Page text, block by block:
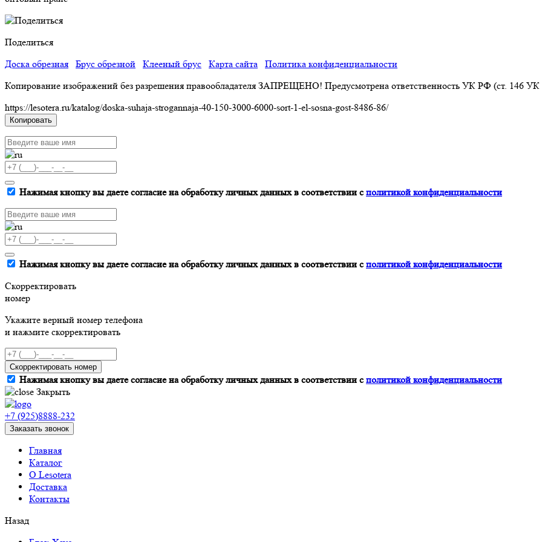
Поделиться
Доска обрезная
Брус обрезной Клееный брус Карта сайта
Политика конфиденциальности
Копирование изображений без разрешения правообладателя ЗАПРЕЩЕНО! Предусмотрена ответственность УК РФ (ст. 146
https://lesotera.ru/katalog/doska-suhaja-strogannaja-40-150-3000-6000-sort-1-el-sosna-gost-8486-86/
Копировать
Нажимая кнопку вы даете согласие на обработку личных данных в соответствии сполитикой конфиденциальности
Нажимая кнопку вы даете согласие на обработку личных данных в соответствии сполитикой конфиденциальности
Скорректировать
номер
Укажите верный номер телефона
и нажмите скорректировать
Скорректировать номер
Нажимая кнопку вы даете согласие на обработку личных данных в соответствии сполитикой конфиденциальности
Закрыть
+7 (925)8888-232
Заказать звонок
Главная
Каталог
О Lesotera
Доставка
Контакты
Назад